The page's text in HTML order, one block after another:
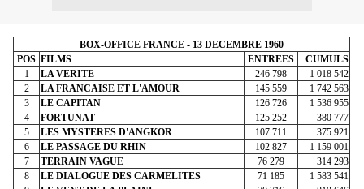
BOX-OFFICE FRANCE - 13 DECEMBRE 1960
POS FILMS ENTREES
CUMULS
1
LA VERITE 246 798
1 018 542
2
LA FRANCAISE ET L'AMOUR 145 559
1 742 563
3
LE CAPITAN 126 726
1 536 955
4
FORTUNAT 125 252
380 777
5
LES MYSTERES D'ANGKOR 107 711
375 921
6
LE PASSAGE DU RHIN 102 827
1 159 001
7
TERRAIN VAGUE 76 279
314 293
8
LE DIALOGUE DES CARMELITES 71 185
1 583 541